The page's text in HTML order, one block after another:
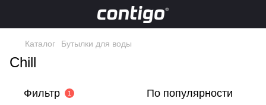
Каталог Бутылки для воды
Chill
Фильтр 1 По популярности